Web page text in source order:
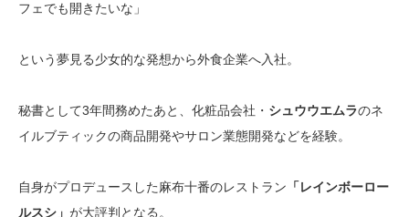
フェでも開きたいな」
という夢見る少女的な発想から外食企業へ入社。
秘書として3年間務めたあと、化粧品会社・ シュウウエムラのネ
イルブティックの商品開発やサロン業態開発などを経験。
自身がプロデュースした麻布十番のレストラン 「レインボーロー
ルスシ」 が大評判となる。